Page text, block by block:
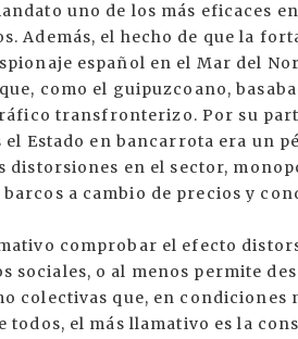
uno de los más eficaces
Además, el hecho de que la
español en el Mar del
como el guipuzcoano,
transfronterizo. Por su
el Estado en bancarrota era un
distorsiones en el sector,
a cambio de precios y
comprobar el efecto
sociales, o al menos permite
colectivas que, en condiciones
todos, el más llamativo es la